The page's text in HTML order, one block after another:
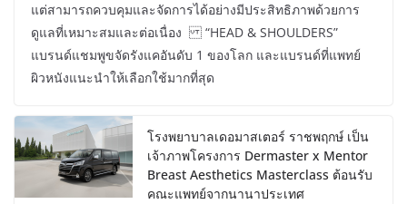
แต่สามารถควบคุมและจัดการได้อย่างมีประสิทธิภาพด้วยการ
ดูแลที่เหมาะสมและต่อเนื่อง “HEAD & SHOULDERS”
แบรนด์แชมพูขจัดรังแคอันดับ 1 ของโลก และแบรนด์ที่แพทย์
ผิวหนังแนะนำให้เลือกใช้มากที่สุด
โรงพยาบาลเดอมาสเตอร์ ราชพฤกษ์ เป็น
เจ้าภาพโครงการ Dermaster x Mentor
Breast Aesthetics Masterclass ต้อนรับ
คณะแพทย์จากนานาประเทศ